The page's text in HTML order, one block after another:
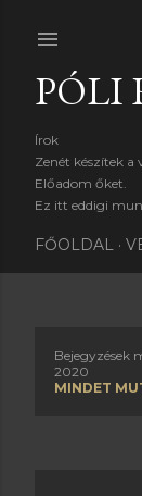
PÓLI
Írok
Zenét készítek a
Előadom őket.
Ez itt eddigi
FŐOLDAL
Bejegyzések
2020
MINDET